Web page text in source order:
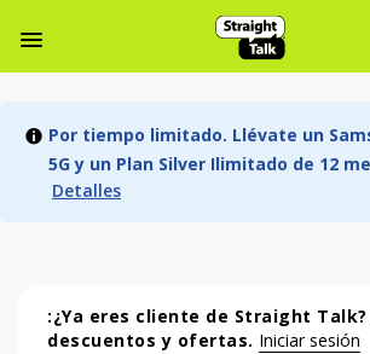
Menú de barra de navegación
Por tiempo limitado. Llévate un
5G y un Plan Silver Ilimitado de 12
Detalles
:¿Ya eres cliente de Straight
descuentos y ofertas. Iniciar sesión